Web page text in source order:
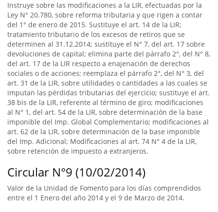
Instruye sobre las modificaciones a la LIR, efectuadas por la
Ley N° 20.780, sobre reforma tributaria y que rigen a contar
del 1° de enero de 2015. Sustituye el art. 14 de la LIR;
tratamiento tributario de los excesos de retiros que se
determinen al 31.12.2014; sustituye el N° 7, del art. 17 sobre
devoluciones de capital; elimina parte del párrafo 2°, del N° 8,
del art. 17 de la LIR respecto a enajenación de derechos
sociales o de acciones; reemplaza el párrafo 2°, del N° 3, del
art. 31 de la LIR, sobre utilidades o cantidades a las cuales se
imputan las pérdidas tributarias del ejercicio; sustituye el art.
38 bis de la LIR, referente al término de giro; modificaciones
al N° 1, del art. 54 de la LIR, sobre determinación de la base
imponible del Imp. Global Complementario; modificaciones al
art. 62 de la LIR, sobre determinación de la base imponible
del Imp. Adicional; Modificaciones al art. 74 N° 4 de la LIR,
sobre retención de impuesto a extranjeros.
Circular N°9 (10/02/2014)
Valor de la Unidad de Fomento para los días comprendidos
entre el 1 Enero del año 2014 y el 9 de Marzo de 2014.